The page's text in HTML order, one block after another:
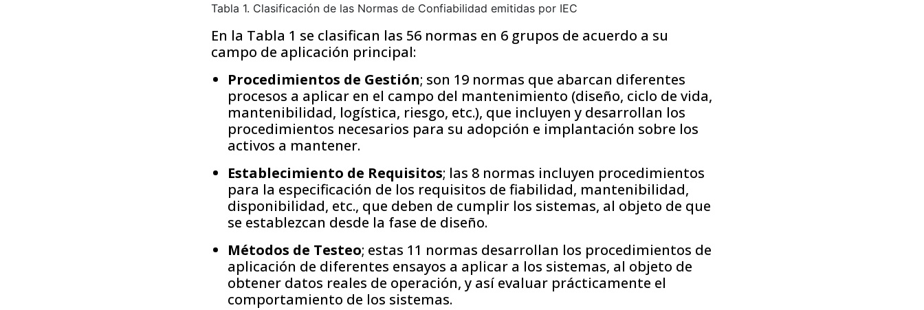
Tabla 1. Clasificación de las Normas de Confiabilidad emitidas por IEC
En la Tabla 1 se clasifican las 56 normas en 6 grupos de acuerdo a su
campo de aplicación principal:
Procedimientos de Gestión; son 19 normas que abarcan diferentes
procesos a aplicar en el campo del mantenimiento (diseño, ciclo de vida,
mantenibilidad, logística, riesgo, etc.), que incluyen y desarrollan los
procedimientos necesarios para su adopción e implantación sobre los
activos a mantener.
Establecimiento de Requisitos; las 8 normas incluyen procedimientos
para la especificación de los requisitos de fiabilidad, mantenibilidad,
disponibilidad, etc., que deben de cumplir los sistemas, al objeto de que
se establezcan desde la fase de diseño.
Métodos de Testeo; estas 11 normas desarrollan los procedimientos de
aplicación de diferentes ensayos a aplicar a los sistemas, al objeto de
obtener datos reales de operación, y así evaluar prácticamente el
comportamiento de los sistemas.